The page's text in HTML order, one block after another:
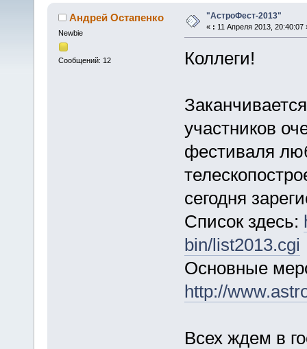
Андрей Остапенко
Newbie
Сообщений: 12
"АстроФест-2013"
« : 11 Апреля 2013, 20:40:07
Коллеги!
участников
фестиваля
сегодня
Список здесь:
bin/list2013.cgi
Основные
http://
Всех ждем в